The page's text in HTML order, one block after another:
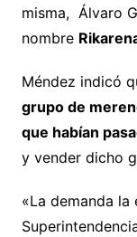
misma, Álvaro
nombre
Méndez indicó
grupo de
que habían
y vender dicho
«La demanda